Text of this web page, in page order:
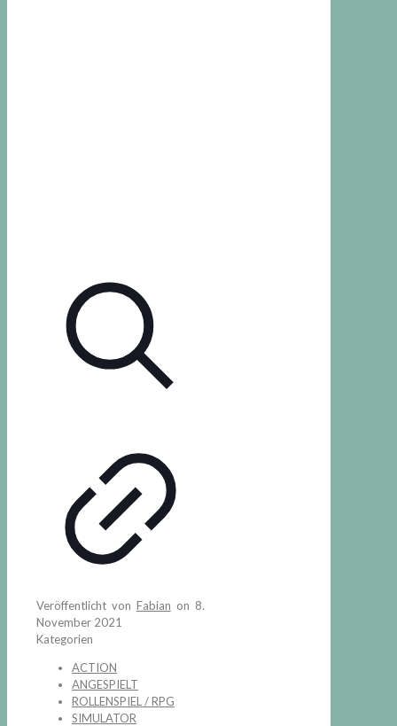
Veröffentlicht von Fabian on 8.
November 2021
Kategorien
ACTION
ANGESPIELT
ROLLENSPIEL / RPG
SIMULATOR